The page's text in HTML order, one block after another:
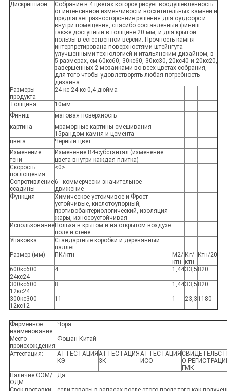
Дискриптион
Собрание в 4 цветах которое рисует воодушевленность
от интенсивной изменчивости восхитительных камней и
предлагает разносторонние решения для оутдоорс и
внутри помещения, спасибо составленный финиш
также доступный в толщине 20 мм, и для крытой
пользы в естественной версии. Прочность камня
интерпретирована поверхностями штейнгута
улучшенными технологией и итальянским дизайном, в
5 размерах, см 60кс60, 30кс60, 30кс30, 20кс40 и 20кс20,
завершенных 2 мозаиками во всех цветах собрания,
для того чтобы удовлетворять любая потребность
дизайна
Размеры
продукта
24 кс 24 кс 0,4 дюйма
Толщина
10мм
Финиш
матовая поверхность
картина
мраморные картины смешивания
15рандом камня и цемента
цвета
Черный цвет
Изменение
тени
Изменение В4-субстантял (изменение
цвета внутри каждая плитка)
Скорость
поглощения
<0>
Сопротивление
ссадины
6 - коммерчески значительное
движение
Функция
Химическое устойчивое и Фрост
устойчивые, кислотоупорный,
противобактериологический, изоляция
жары, износоустойчивая
Использование Польза в крытом и на открытом воздухе
поле и стене
Упаковка
Стандартные коробки и деревянный
паллет
Размер (мм)
ПК/ктн
М2/
ктн
Кг/
ктн
Ктн/20
600кс600
24кс24
4 1,4433,5 820
300кс600
12кс24
8 1,4433,5 820
300кс300
12кс12
11 1 23,3 1180
Фирменное
наименование:
Чора
Место
происхождения:
Фошан Китай
Аттестация:
АТТЕСТАЦИЯ
КЭ
АТТЕСТАЦИЯ
3К
АТТЕСТАЦИЯ
ИСО
О
ГМК
Наличие ОЭМ/
ОДМ:
Да